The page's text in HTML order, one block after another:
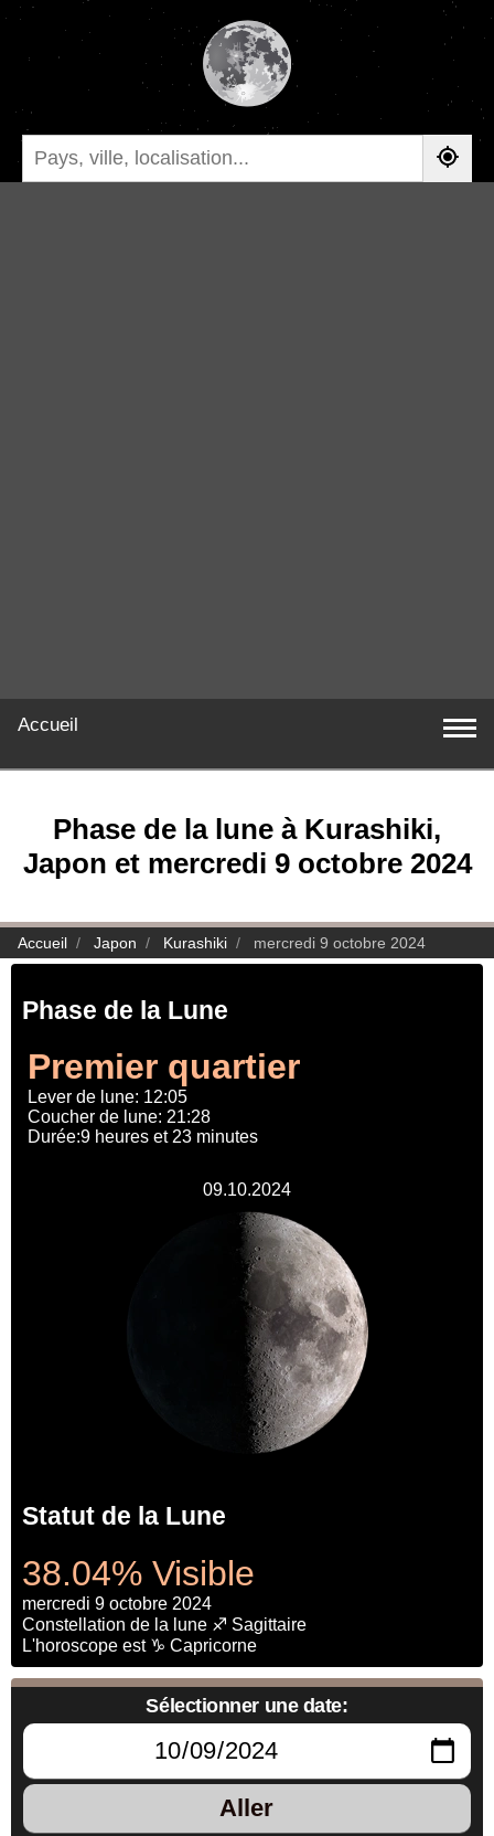
Accueil
Phase de la lune à Kurashiki,
Japon et mercredi 9 octobre 2024
Accueil Japon Kurashiki mercredi 9 octobre 2024
Phase de la Lune
Premier quartier
Lever de lune: 12:05
Coucher de lune: 21:28
Durée:9 heures et 23 minutes
09.10.2024
Statut de la Lune
38.04% Visible
mercredi 9 octobre 2024
Constellation de la lune ♐ Sagittaire
L'horoscope est ♑ Capricorne
Sélectionner une date:
Aller